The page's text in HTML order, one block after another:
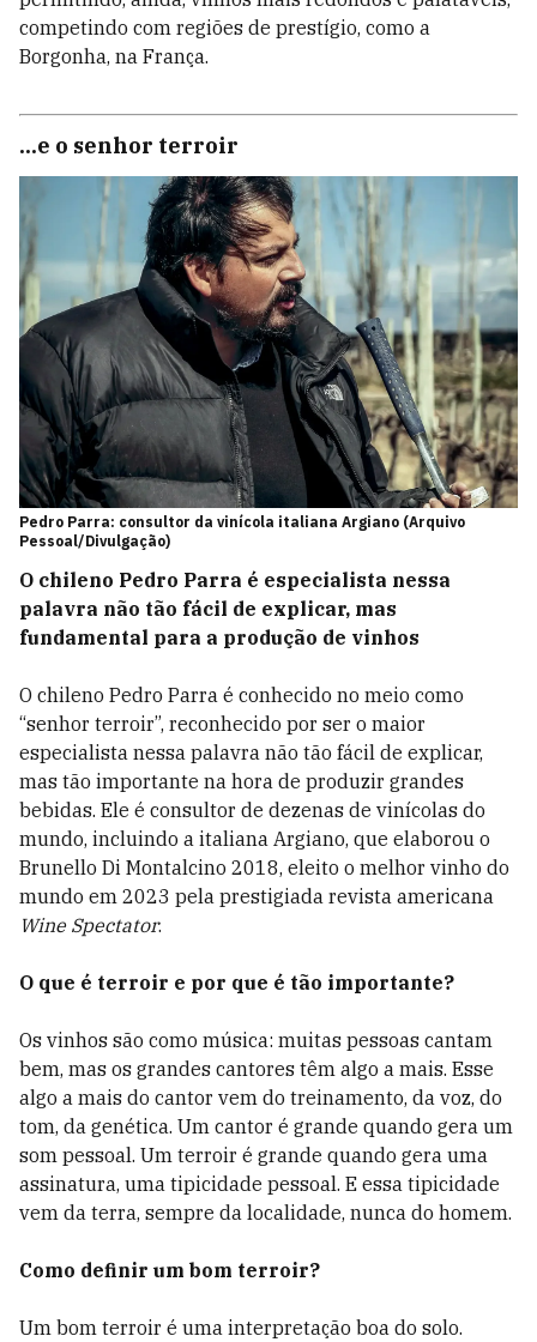
competindo com regiões de prestígio, como a
Borgonha, na França.
...e o senhor terroir
Pedro Parra: consultor da vinícola italiana Argiano (Arquivo
Pessoal/Divulgação)
O chileno Pedro Parra é especialista nessa
palavra não tão fácil de explicar, mas
fundamental para a produção de vinhos
O chileno Pedro Parra é conhecido no meio como
“senhor terroir”, reconhecido por ser o maior
especialista nessa palavra não tão fácil de explicar,
mas tão importante na hora de produzir grandes
bebidas. Ele é consultor de dezenas de vinícolas do
mundo, incluindo a italiana Argiano, que elaborou o
Brunello Di Montalcino 2018, eleito o melhor vinho do
mundo em 2023 pela prestigiada revista americana
Wine Spectator.
O que é terroir e por que é tão importante?
Os vinhos são como música: muitas pessoas cantam
bem, mas os grandes cantores têm algo a mais. Esse
algo a mais do cantor vem do treinamento, da voz, do
tom, da genética. Um cantor é grande quando gera um
som pessoal. Um terroir é grande quando gera uma
assinatura, uma tipicidade pessoal. E essa tipicidade
vem da terra, sempre da localidade, nunca do homem.
Como definir um bom terroir?
Um bom terroir é uma interpretação boa do solo.